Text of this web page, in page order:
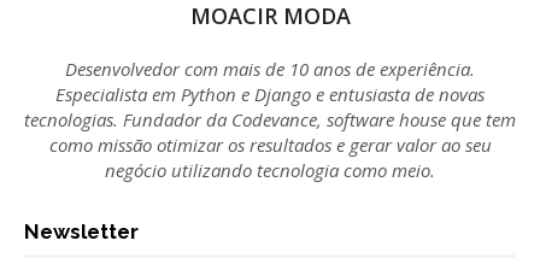
MOACIR MODA
Desenvolvedor com mais de 10 anos de experiência.
Especialista em Python e Django e entusiasta de novas
tecnologias. Fundador da Codevance, software house que tem
como missão otimizar os resultados e gerar valor ao seu
negócio utilizando tecnologia como meio.
Newsletter